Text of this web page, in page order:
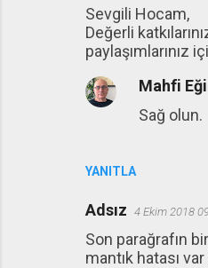
Sevgili Hocam,
Değerli
paylaşımlarınız
YANITLA
Mahfi
Sağ olun.
Adsız 4 Ekim 2018
Son parağrafın
mantık hatası